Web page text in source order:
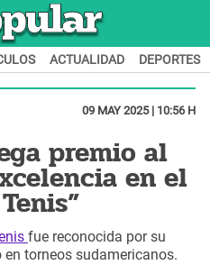
ACTUALIDAD DEPORTES
09 MAY 2025 | 10:56 H
premio al
en el
fue reconocida por su
torneos sudamericanos.